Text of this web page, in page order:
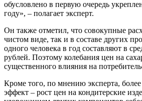
обусловлено в первую очередь
году», – полагает эксперт.
Он также отметил, что совокупные
чистом виде, так и в составе других
одного человека в год составляют в
рублей. Поэтому колебания цен на
существенного влияния на
Кроме того, по мнению эксперта,
эффект – рост цен на кондитерские